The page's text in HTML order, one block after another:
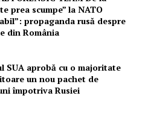
prea scumpe” la NATO
propaganda rusă despre
din România
SUA aprobă cu o majoritate
un nou pachet de
împotriva Rusiei